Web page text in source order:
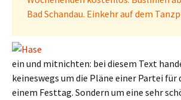
Bad Schandau. Einkehr auf dem
ein und mitnichten: bei diesem Text
keineswegs um die Pläne einer Partei für
einem Festtag. Sondern um eine sehr